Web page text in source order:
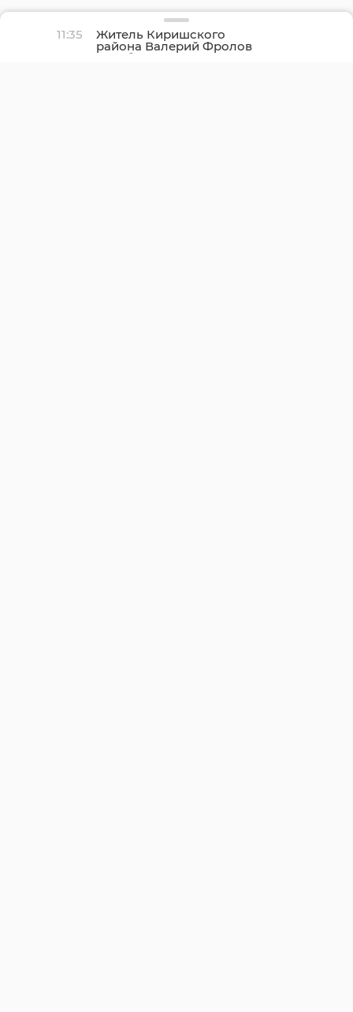
11:35 Житель Киришского
района Валерий Фролов
погиб в зоне СВО